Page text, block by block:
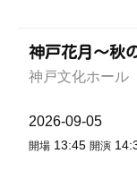
神戸花月～秋
神戸文化ホール
2026-09-05
開場 13:45 開演